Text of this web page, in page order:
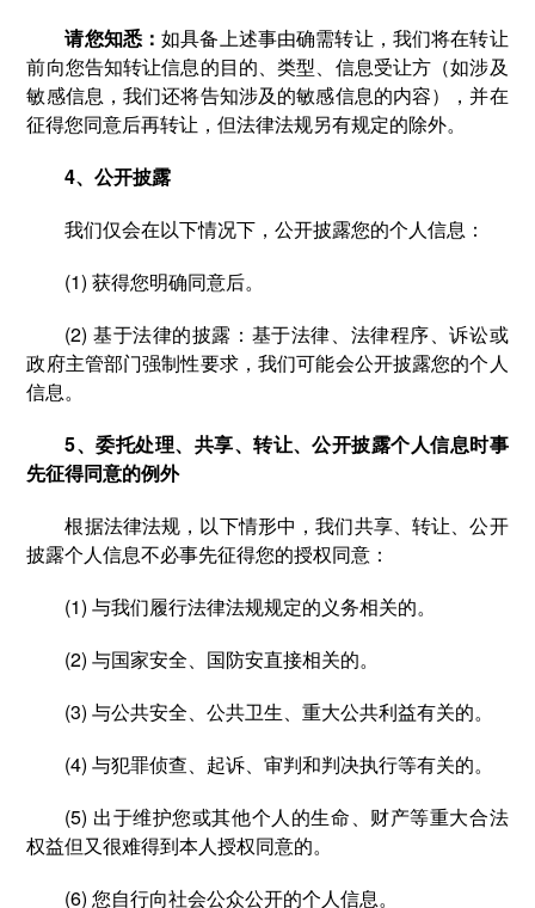
请您知悉：如具备上述事由确需转让，我们将在转让
前向您告知转让信息的目的、类型、信息受让方（如涉及
敏感信息，我们还将告知涉及的敏感信息的内容），并在
征得您同意后再转让，但法律法规另有规定的除外。
4、公开披露
我们仅会在以下情况下，公开披露您的个人信息：
(1) 获得您明确同意后。
(2) 基于法律的披露：基于法律、法律程序、诉讼或
政府主管部门强制性要求，我们可能会公开披露您的个人
信息。
5、委托处理、共享、转让、公开披露个人信息时事
先征得同意的例外
根据法律法规，以下情形中，我们共享、转让、公开
披露个人信息不必事先征得您的授权同意：
(1) 与我们履行法律法规规定的义务相关的。
(2) 与国家安全、国防安直接相关的。
(3) 与公共安全、公共卫生、重大公共利益有关的。
(4) 与犯罪侦查、起诉、审判和判决执行等有关的。
(5) 出于维护您或其他个人的生命、财产等重大合法
权益但又很难得到本人授权同意的。
(6) 您自行向社会公众公开的个人信息。